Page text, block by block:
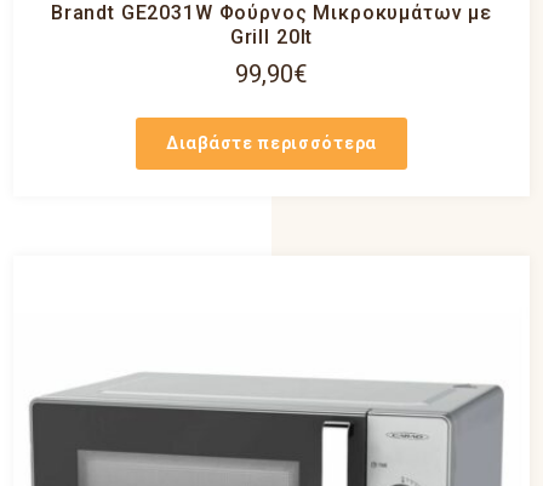
Brandt GE2031W Φούρνος Μικροκυμάτων με
Grill 20lt
99,90€
Διαβάστε περισσότερα